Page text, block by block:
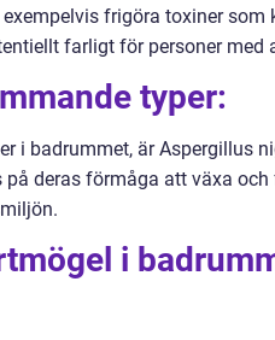
frigöra toxiner som
farligt för personer med
typer:
i badrummet, är Aspergillus
deras förmåga att växa
i